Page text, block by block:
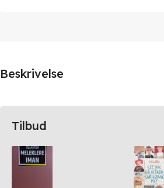
Beskrivelse
Tilbud